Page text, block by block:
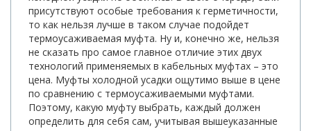
присутствуют особые требования к герметичности,
то как нельзя лучше в таком случае подойдет
термоусаживаемая муфта. Ну и, конечно же, нельзя
не сказать про самое главное отличие этих двух
технологий применяемых в кабельных муфтах – это
цена. Муфты холодной усадки ощутимо выше в цене
по сравнению с термоусаживаемыми муфтами.
Поэтому, какую муфту выбрать, каждый должен
определить для себя сам, учитывая вышеуказанные